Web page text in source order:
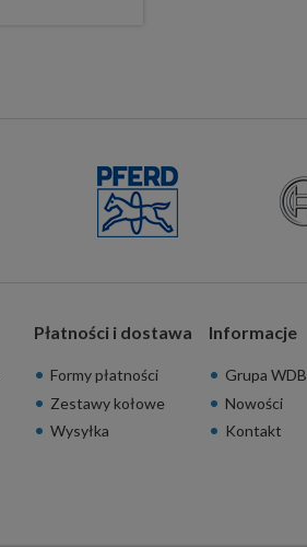
Płatności i dostawa
Formy płatności
Zestawy kołowe
Wysyłka
Informacje
Grupa WDB
Nowości
Kontakt